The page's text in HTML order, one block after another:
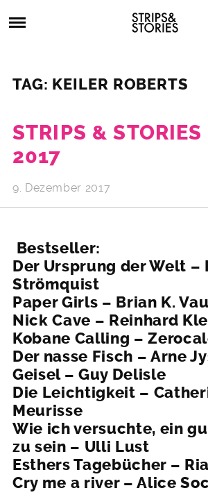
to
Strips
&
Stories
Comics,
TAG: KEILER ROBERTS
STRIPS & STORIES
2017
9. Dezember 2017
Bestseller:
Der Ursprung der Welt –
Strömquist
Paper Girls – Brian K.
Nick Cave – Reinhard
Kobane Calling –
Der nasse Fisch – Arne
Geisel – Guy Delisle
Die Leichtigkeit –
Meurisse
Wie ich versuchte, ein
zu sein – Ulli Lust
Esthers Tagebücher –
Cry me a river – Alice